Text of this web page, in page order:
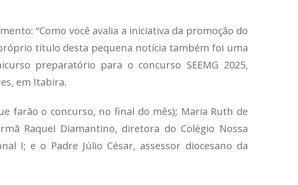
“Como você avalia a iniciativa da promoção do
título desta pequena notícia também foi uma
preparatório para o concurso SEEMG 2025,
em Itabira.
farão o concurso, no final do mês); Maria Ruth de
Raquel Diamantino, diretora do Colégio Nossa
I; e o Padre Júlio César, assessor diocesano da